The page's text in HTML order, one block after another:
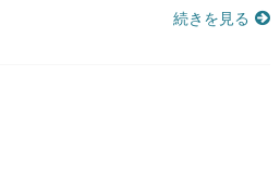
続きを見る